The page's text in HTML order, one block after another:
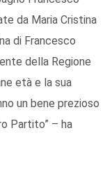
da Maria Cristina
di Francesco
della Regione
età e la sua
un bene prezioso
Partito” – ha